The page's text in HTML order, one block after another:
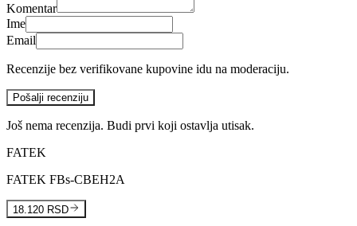
Komentar
Ime
Email
Recenzije bez verifikovane kupovine idu na moderaciju.
Pošalji recenziju
Još nema recenzija. Budi prvi koji ostavlja utisak.
FATEK
FATEK FBs-CBEH2A
18.120 RSD